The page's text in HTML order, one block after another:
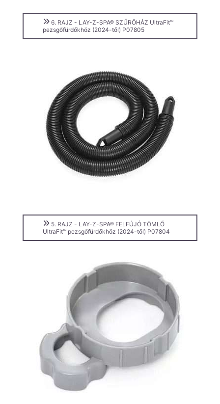
6. RAJZ - LAY-Z-SPA® SZŰRŐHÁZ UltraFit™
pezsgőfürdőkhöz (2024-től) P07805
5. RAJZ - LAY-Z-SPA® FELFÚJÓ TÖMLŐ
UltraFit™ pezsgőfürdőkhöz (2024-től) P07804